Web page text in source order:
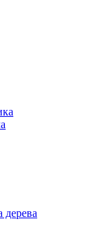
дерева